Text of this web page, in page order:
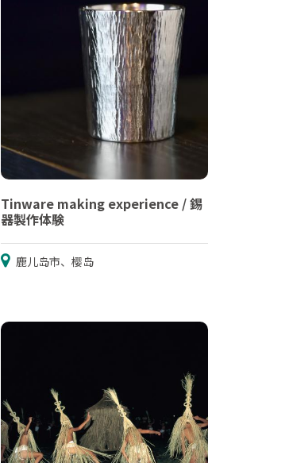
Tinware making experience / 錫
器製作体験
鹿儿岛市、樱岛